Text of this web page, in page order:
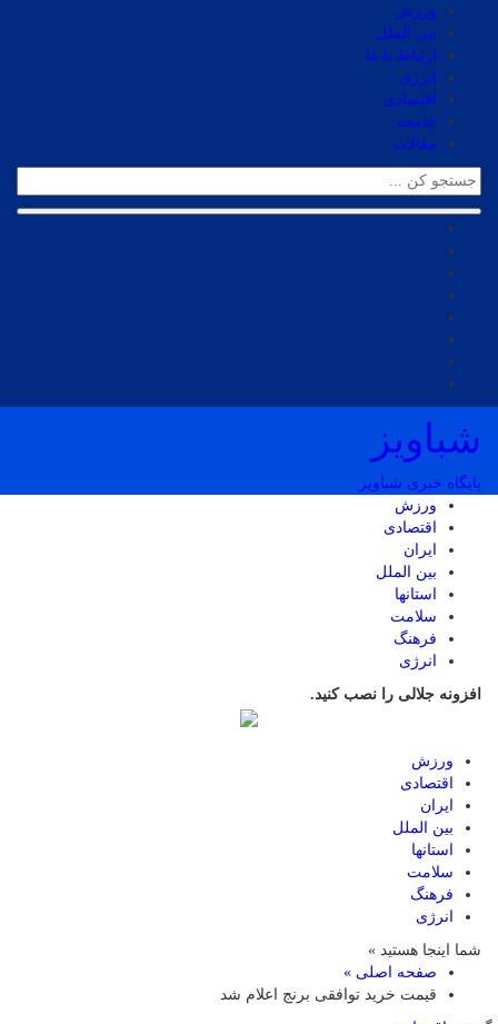
ورزش
بین الملل
ارتباط با ما
انرژی
اقتصادی
جامعه
مقالات
شباویز
پایگاه خبری شباویز
ورزش
اقتصادی
ایران
بین الملل
استانها
سلامت
فرهنگ
انرژی
افزونه جلالی را نصب کنید.
ورزش
اقتصادی
ایران
بین الملل
استانها
سلامت
فرهنگ
انرژی
شما اینجا هستید »
صفحه اصلی »
قیمت خرید توافقی برنج اعلام شد